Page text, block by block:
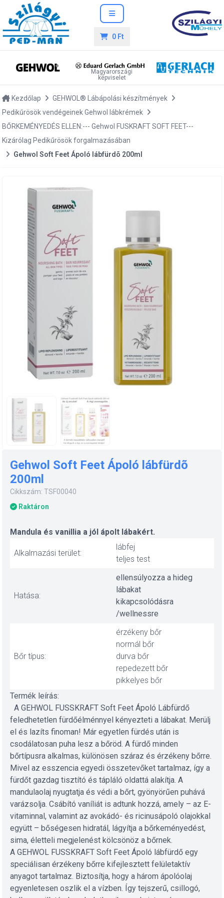
0 Ft
Magyarországi
képviselet
Kezdőlap
GEHWOL® Lábápolási készítmények
Pedikűrösök vendégeinek Gehwol lábkrémek
BŐRKEMÉNYEDÉS ELLEN:--- Gehwol FUSKRAFT SOFT FEET---
Kizárólag Pedikűrösök forgalmazásában
Gehwol Soft Feet Ápoló lábfürdõ 200ml
Gehwol Soft Feet Ápoló lábfürdõ
200ml
Cikkszám: TSF00040
Raktáron
Mandula és vanillia a jól ápolt lábakért.
Alkalmazási terület:
lábfej
teljes test
Hatása:
ellensúlyozza a hideg
lábakat
kikapcsolódásra
/wellnessre
Bőr típus:
érzékeny bőr
normál bőr
durva bőr
repedezett bőr
pikkelyes bőr
Termék leírás:
A GEHWOL FUSSKRAFT Soft Feet Ápoló Lábfürdő
feledhetetlen fürdőélménnyel kényezteti a lábakat. Merülj
el és lazíts finoman! Már egyetlen fürdés után is
csodálatosan puha lesz a bőröd. A fürdő minden
bőrtípusra alkalmas, különösen száraz és érzékeny bőrre.
Mivel az esszencia egyedi összetevőket tartalmaz, így a
fürdőt gazdag tisztító és tápláló oldattá alakítja. A
mandulaolaj nyugtatja és védi a bőrt, gyönyörűen puhává
varázsolja. Csábító vaníliát is adtunk hozzá, amely – az E-
vitaminnal, valamint az avokádó- és ricinusápoló olajokkal
együtt – bőségesen hidratál, lágyítja a bőrkeményedést,
sima, életteli megjelenést kölcsönöz a bőrnek.
A GEHWOL FUSSKRAFT Soft Feet Ápoló lábfürdő egy
speciálisan érzékeny bőrre kifejlesztett felületaktív
anyagot tartalmaz. Biztosítja, hogy a három ápolóolaj
egyenletesen oszlik el a vízben. Így tejszerű, csillogó,